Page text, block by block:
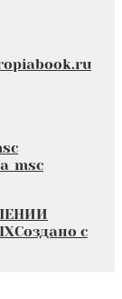
Создано с